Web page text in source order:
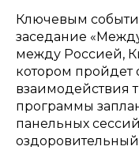
Ключевым
заседание
между Россией,
котором пройдет
взаимодействия
программы
панельных